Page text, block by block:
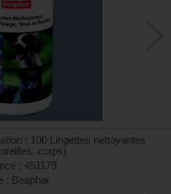
: 100 Lingettes nettoyantes
corps)
: 451179
: Beaphar